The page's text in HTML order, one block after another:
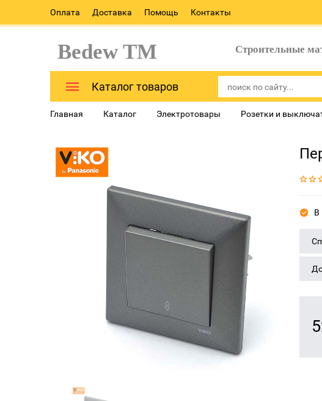
Оплата Доставка Помощь Контакты
Bedew TM Строительные
Каталог товаров
Главная Каталог Электротовары Розетки и
В